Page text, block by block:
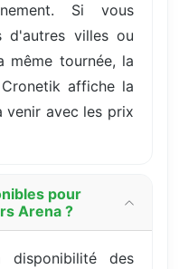
Si vous
d'autres villes ou
même tournée, la
affiche la
venir avec les prix
pour
Arena ?
disponibilité des